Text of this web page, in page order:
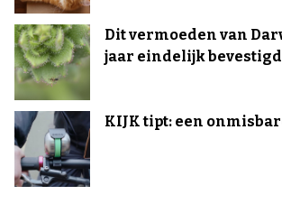
Dit vermoeden van
jaar eindelijk bevestigd
KIJK tipt: een